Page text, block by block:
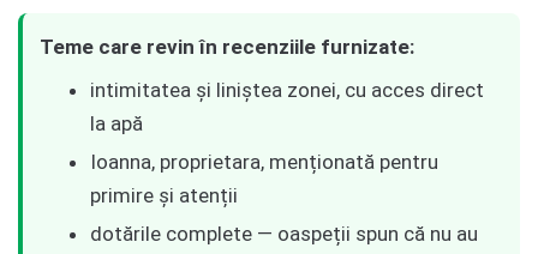
Teme care revin în recenziile furnizate:
intimitatea și liniștea zonei, cu acces direct
la apă
Ioanna, proprietara, menționată pentru
primire și atenții
dotările complete — oaspeții spun că nu au